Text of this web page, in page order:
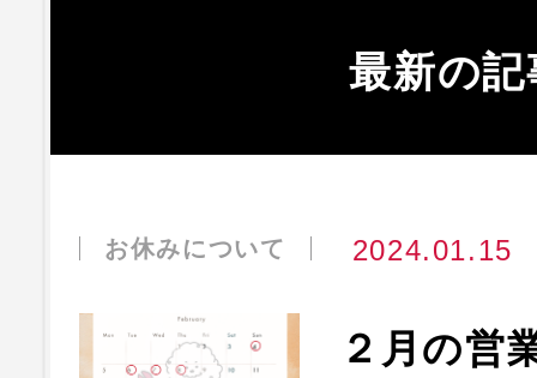
最新の記
お休みについて 2024.01.15
２月の営